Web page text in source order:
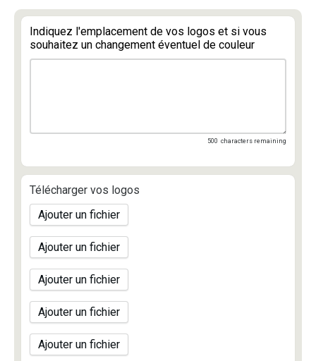
Indiquez l'emplacement de vos logos et si vous
souhaitez un changement éventuel de couleur
500 characters remaining
Télécharger vos logos
Ajouter un fichier
Ajouter un fichier
Ajouter un fichier
Ajouter un fichier
Ajouter un fichier